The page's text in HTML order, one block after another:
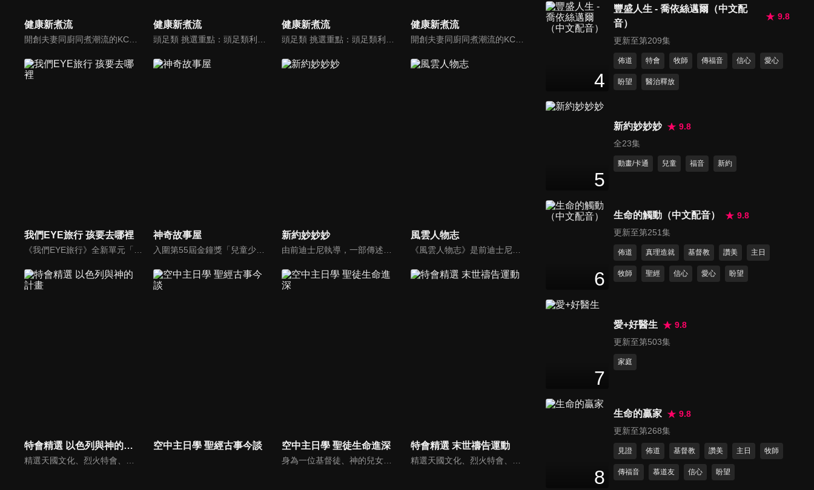
健康新煮流 健康新煮流 健康新煮流 健康新煮流
開創夫妻同廚同煮潮流的KC夫婦，繼《健康醫食代》後，走出攝影棚，帶大家全台走透透，發掘上帝賞賜的美味食材，內容融合新加坡南洋風和客家純樸味，加上台灣獨特的閩南風情，互相激盪交織出的火花，打造出獨一無二的美食節目。
我們EYE旅行 孩要去哪裡 神奇故事屋
入圍第55屆金鐘獎「兒童少年節目獎」，神奇故事屋將書內場景帶到戶外，帶領孩子認識台灣人文歷史、農作特產及在地文化。
新約妙妙妙 風雲人物志
《風雲人物志》是前迪士尼導演執導的名人故事系列，讓孩子從世界名人身上學會堅持夢想、永不放棄。透過每一集完整介紹，不但可以幫助小朋友看見這些名人在各領域如何奉獻一生、造福人群，還能激勵他們效法美好的品德，進一步啟發他們對傳記文學的閱讀興趣。
特會精選 以色列與神的計畫
精選天國文化、烈火特會、超自然大能與使徒性教會等特會，幫助我們更加明白神的心意，好讓我們的生命能走在神的道路上進入命定。
空中主日學 聖經古事今談 空中主日學 聖徒生命進深
身為一位基督徒、神的兒女，不能只是在知識上認識這位父神，我們應該要全面認識祂，當我們越多認識祂的屬性，並且經歷祂的恩典，我們就對祂的信心就越加增，以至於在每天的生活中都能享受祂奇妙、豐盛的一切！
特會精選 末世禱告運動
精選天國文化、烈火特會、超自然大能與使徒性教會等特會，幫助我們更加明白神的心意，好讓我們的生命能走在神的道路上進入命定。
24
第332集 歡迎光臨我的展覽
24分鐘
24分鐘
第335集 豬古力的跨年願望
第336集 活著
24
第338集 狐狸馬可與鹿角船
4
豐盛人生 - 喬依絲邁爾（中文配
音）
9.8
更新至第209集
佈道 特會 牧師 傳福音 信心 愛心
盼望 醫治釋放
5
新約妙妙妙
9.8
全23集
動畫/卡通 兒童 福音 新約
6
生命的觸動（中文配音）
9.8
更新至第251集
佈道 真理造就 基督教 讚美 主日
牧師 聖經 信心 愛心 盼望
7
愛+好醫生
9.8
更新至第503集
家庭
8
生命的贏家
9.8
更新至第268集
見證 佈道 基督教 讚美 主日 牧師
傳福音 慕道友 信心 盼望